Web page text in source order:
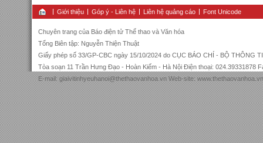
Giới thiệu Góp ý - Liên hệ Liên hệ quảng cáo Font Unicode
Chuyên trang của Báo điện tử Thể thao và Văn hóa
Tổng Biên tập: Nguyễn Thiện Thuật
Giấy phép số 33/GP-CBC ngày 15/10/2024 do CỤC BÁO CHÍ - BỘ THÔNG
Tòa soạn 11 Trần Hưng Đạo - Hoàn Kiếm - Hà Nội Điện thoại: 024.39331878
E-mail: giaivitinhyeuhanoi@thethaovanhoa.vn Web-site: